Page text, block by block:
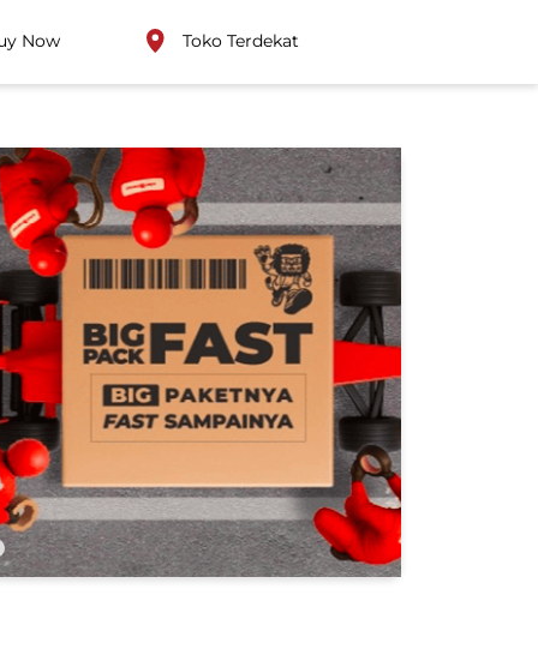
Now Toko Terdekat